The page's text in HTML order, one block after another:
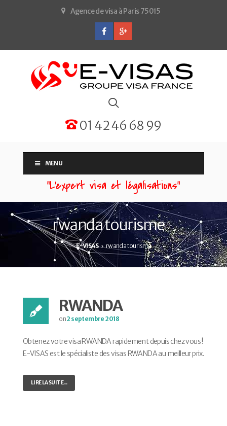
Agence de visa à Paris 75015
01 42 46 68 99
MENU
“L'expert visa et légalisations”
rwanda tourisme
E-VISAS rwanda tourisme
RWANDA
on2 septembre 2018
Obtenez votre visa RWANDA rapidement depuis chez vous !
E-VISAS est le spécialiste des visas RWANDA au meilleur prix.
LIRE LA SUITE...